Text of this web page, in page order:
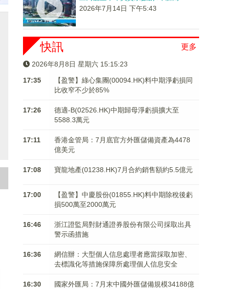
2026年7月14日 下午5:43
更多
快訊
2026年8月8日 星期六 15:15:23
17:35
【盈警】綠心集團(00094.HK)料中期淨虧損同
比收窄不少於85%
17:26
德適-B(02526.HK)中期歸母淨虧損擴大至
5588.3萬元
17:11
香港金管局：7月底官方外匯儲備資產為4478
億美元
17:08 寶龍地產(01238.HK)7月合約銷售額約5.5億元
17:00
【盈警】中慶股份(01855.HK)料中期除稅後虧
損500萬至2000萬元
16:46
浙江證監局對財通證券股份有限公司採取出具
警示函措施
16:36
網信辦：大型個人信息處理者應當採取加密、
去標識化等措施保障所處理個人信息安全
16:30
國家外匯局：7月末中國外匯儲備規模34188億